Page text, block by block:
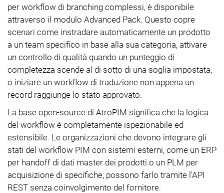
per workflow di branching complessi, è disponibile
attraverso il modulo Advanced Pack. Questo copre
scenari come instradare automaticamente un prodotto
a un team specifico in base alla sua categoria, attivare
un controllo di qualità quando un punteggio di
completezza scende al di sotto di una soglia impostata,
o iniziare un workflow di traduzione non appena un
record raggiunge lo stato approvato.
La base open-source di AtroPIM significa che la logica
del workflow è completamente ispezionabile ed
estensibile. Le organizzazioni che devono integrare gli
stati del workflow PIM con sistemi esterni, come un ERP
per handoff di dati master dei prodotti o un PLM per
acquisizione di specifiche, possono farlo tramite l'API
REST senza coinvolgimento del fornitore.